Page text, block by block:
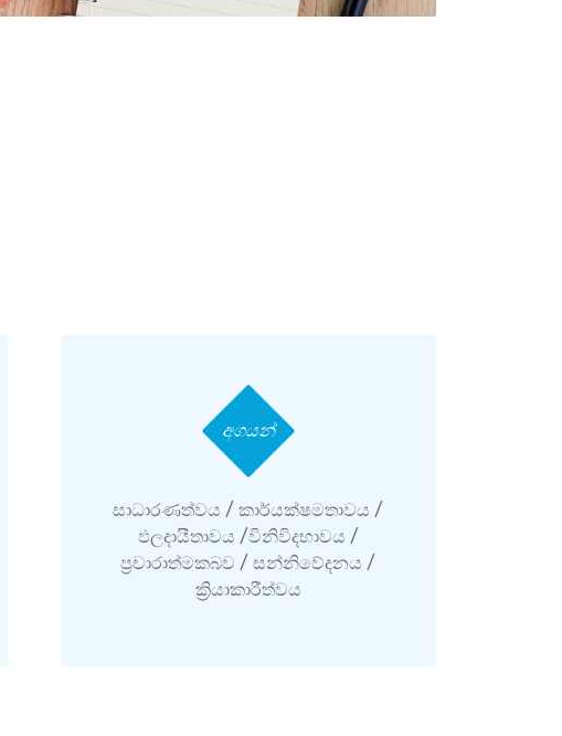
අගයන්
සාධාරණත්වය / කාර්යක්ෂමතාවය /
ඵලදායීතාවය /විනිවිදභාවය /
ප්‍රචාරාත්මකබව / සන්නි‍වේදනය /
ක්‍රියාකාරීත්වය